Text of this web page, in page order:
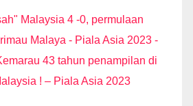
Malaysia 4 -0, permulaan
Malaya - Piala Asia 2023 -
43 tahun penampilan di
! – Piala Asia 2023